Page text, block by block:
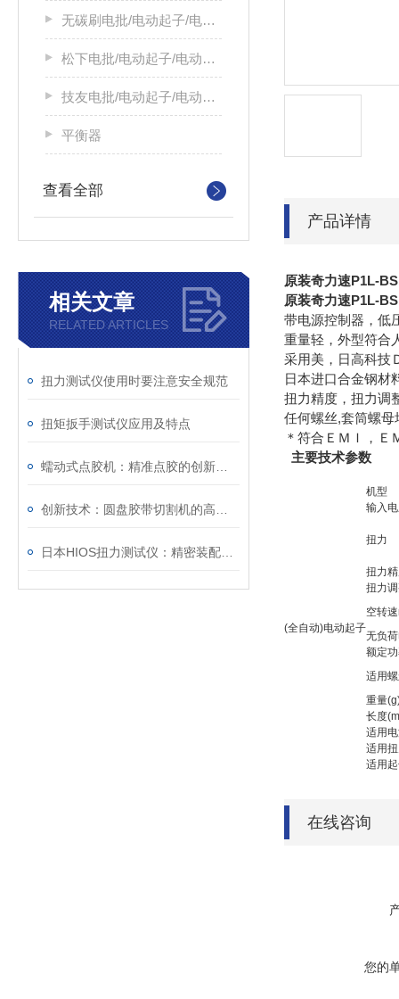
无碳刷电批/电动起子/电动螺丝刀
松下电批/电动起子/电动螺丝刀
技友电批/电动起子/电动螺丝刀
平衡器
查看全部
相关文章
RELATED ARTICLES
扭力测试仪使用时要注意安全规范
扭矩扳手测试仪应用及特点
产品详情
原装奇力速P1L-
原装奇力速P1L-
带电源控制器，低
重量轻，外型符合
采用美，日高科技
日本进口合金钢材
扭力精度，扭力调
任何螺丝,套筒螺
＊符合ＥＭＩ，Ｅ
主要技术参数
(全自动)电动起子
机型
输入
扭力
扭力
扭力
空转
无负
额定
适用
重量
长度
适用
适用
适用
在线咨询
您的